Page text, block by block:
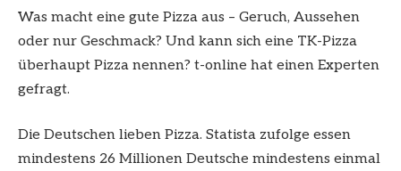
Was macht eine gute Pizza aus – Geruch, Aussehen
oder nur Geschmack? Und kann sich eine TK-Pizza
überhaupt Pizza nennen? t-online hat einen Experten
gefragt.
Die Deutschen lieben Pizza. Statista zufolge essen
mindestens 26 Millionen Deutsche mindestens einmal